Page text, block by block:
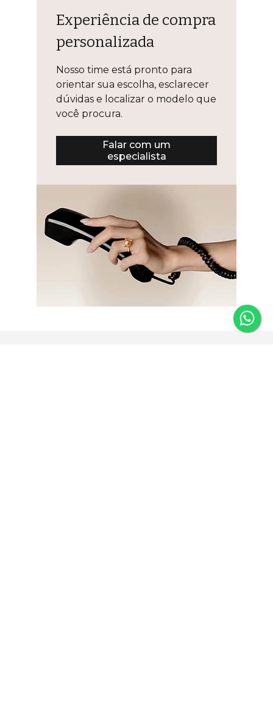
Experiência de compra
personalizada
Nosso time está pronto para
orientar sua escolha, esclarecer
dúvidas e localizar o modelo que
você procura.
Falar com um
especialista